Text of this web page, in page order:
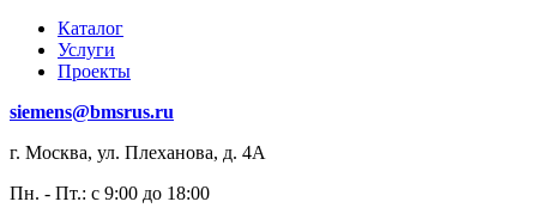
Каталог
Услуги
Проекты
siemens@bmsrus.ru
г. Москва, ул. Плеханова, д. 4А
Пн. - Пт.: c 9:00 до 18:00